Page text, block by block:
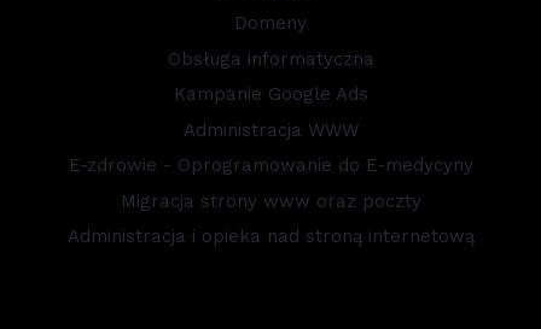
Domeny
Obsługa informatyczna
Kampanie Google Ads
Administracja WWW
E-zdrowie - Oprogramowanie do E-medycyny
Migracja strony www oraz poczty
Administracja i opieka nad stroną internetową